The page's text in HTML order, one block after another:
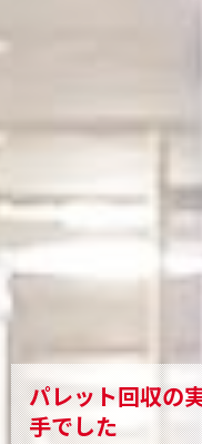
パレット回収の
手でした